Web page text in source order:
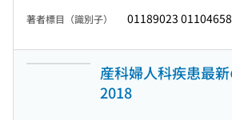
著者標目（識別子） 01189023 01104658
産科婦人科疾患最
2018